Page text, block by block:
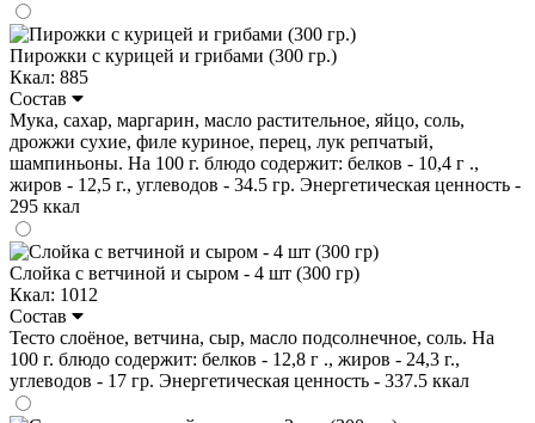
Пирожки с курицей и грибами (300 гр.)
Ккал: 885
Состав
Мука, сахар, маргарин, масло растительное, яйцо, соль,
дрожжи сухие, филе куриное, перец, лук репчатый,
шампиньоны. На 100 г. блюдо содержит: белков - 10,4 г .,
жиров - 12,5 г., углеводов - 34.5 гр. Энергетическая ценность -
295 ккал
Слойка с ветчиной и сыром - 4 шт (300 гр)
Ккал: 1012
Состав
Тесто слоёное, ветчина, сыр, масло подсолнечное, соль. На
100 г. блюдо содержит: белков - 12,8 г ., жиров - 24,3 г.,
углеводов - 17 гр. Энергетическая ценность - 337.5 ккал